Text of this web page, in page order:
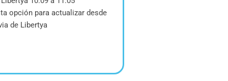
opción para actualizar desde
de Libertya